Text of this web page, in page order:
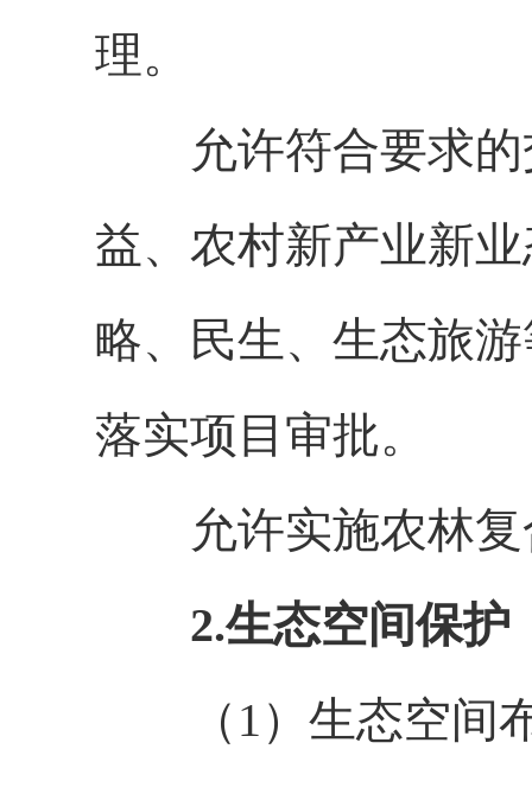
理。
允许符合要求
益、农村新产业新
略、民生、生态旅
落实项目审批。
允许实施农林
2.生态空间保护
（ 1）生态空间